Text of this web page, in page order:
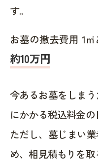
す。
お墓の撤去費用 1㎡
約10万円
今あるお墓をしま
にかかる税込料金の
ただし、墓じまい
め、相見積もりを取